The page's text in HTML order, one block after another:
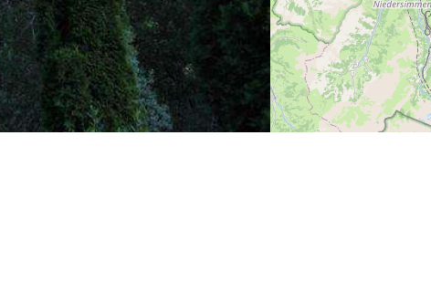
Hôtels
Auberges
Appartements
Camping
Restaurants
Café / Bar
Vie nochturne